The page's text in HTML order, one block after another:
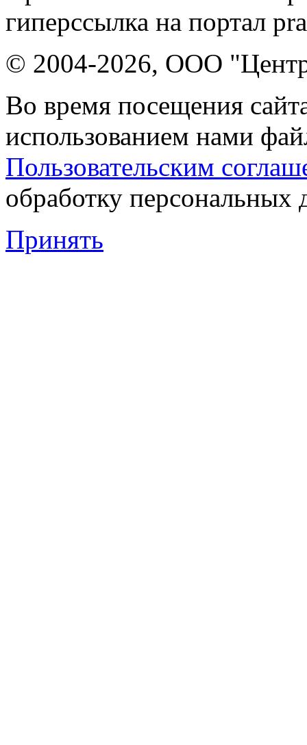
гиперссылка на портал
© 2004-2026, ООО "Центр
Во время посещения
использованием нами
Пользовательским
обработку персональных
Принять